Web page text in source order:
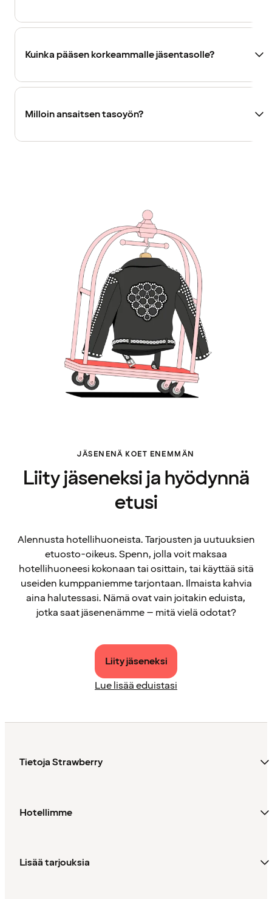
Kuinka pääsen korkeammalle jäsentasolle?
Milloin ansaitsen tasoyön?
JÄSENENÄ KOET ENEMMÄN
Liity jäseneksi ja hyödynnä
etusi
Alennusta hotellihuoneista. Tarjousten ja uutuuksien
etuosto-oikeus. Spenn, jolla voit maksaa
hotellihuoneesi kokonaan tai osittain, tai käyttää sitä
useiden kumppaniemme tarjontaan. Ilmaista kahvia
aina halutessasi. Nämä ovat vain joitakin eduista,
jotka saat jäsenenämme – mitä vielä odotat?
Liity jäseneksi
Lue lisää eduistasi
Tietoja Strawberry
Hotellimme
Lisää tarjouksia